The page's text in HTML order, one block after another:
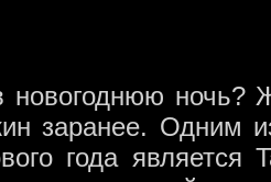
новогоднюю ночь?
заранее. Одним
года является